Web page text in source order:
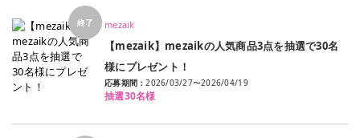
終了 mezaik
【mezaik】mezaikの人気商品3点を抽選で30名
様にプレゼント！
応募期間：2026/03/27〜2026/04/19
抽選30名様